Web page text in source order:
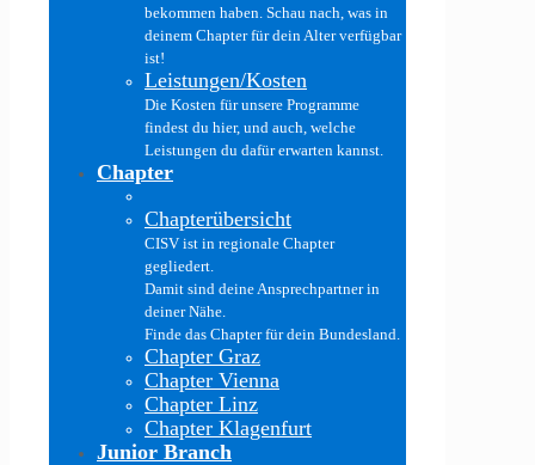
bekommen haben. Schau nach, was in
deinem Chapter für dein Alter verfügbar
ist!
Leistungen/Kosten
Die Kosten für unsere Programme
findest du hier, und auch, welche
Leistungen du dafür erwarten kannst.
Chapter
Chapterübersicht
CISV ist in regionale Chapter
gegliedert.
Damit sind deine Ansprechpartner in
deiner Nähe.
Finde das Chapter für dein Bundesland.
Chapter Graz
Chapter Vienna
Chapter Linz
Chapter Klagenfurt
Junior Branch